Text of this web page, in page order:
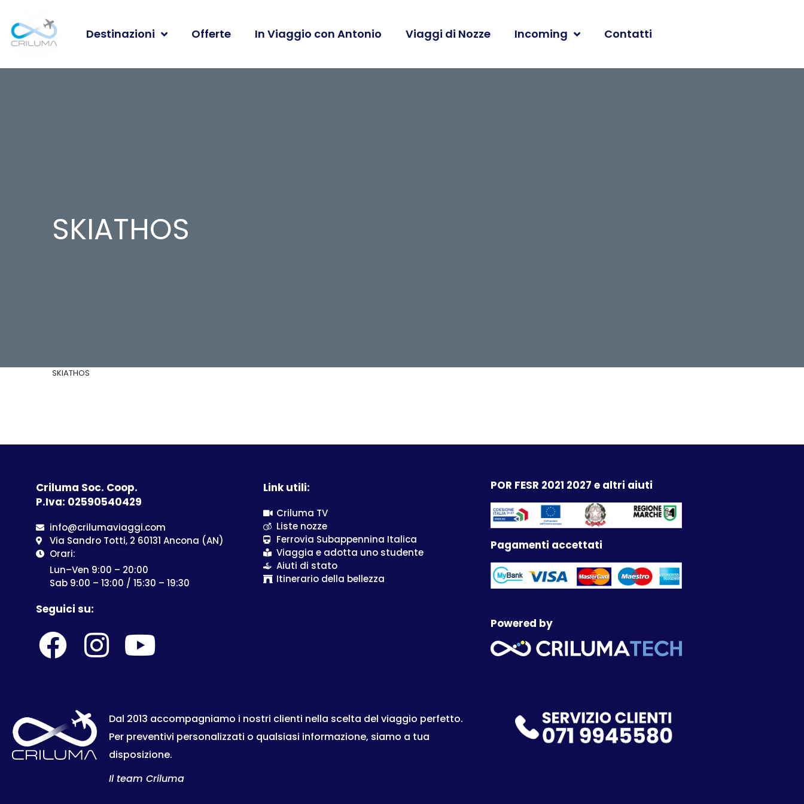
Destinazioni Offerte In Viaggio con Antonio Viaggi di Nozze Incoming Contatti
SKIATHOS
SKIATHOS
Criluma Soc. Coop.
P.Iva: 02590540429
info@crilumaviaggi.com
Via Sandro Totti, 2 60131 Ancona (AN)
Orari:
Lun–Ven 9:00 – 20:00
Sab 9:00 – 13:00 / 15:30 – 19:30
Seguici su:
Link utili:
Criluma TV
Liste nozze
Ferrovia Subappennina Italica
Viaggia e adotta uno studente
Aiuti di stato
Itinerario della bellezza
POR FESR 2021 2027 e altri aiuti
Pagamenti accettati
Powered by
Dal 2013 accompagniamo i nostri clienti nella scelta del viaggio perfetto.
Per preventivi personalizzati o qualsiasi informazione, siamo a tua
disposizione.
Il team Criluma